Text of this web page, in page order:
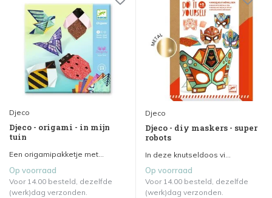
Djeco
Djeco - origami - in mijn
tuin
Een origamipakketje met...
Op voorraad
Voor 14.00 besteld, dezelfde
(werk)dag verzonden.
Djeco
Djeco - diy maskers - super
robots
In deze knutseldoos vi...
Op voorraad
Voor 14.00 besteld, dezelfde
(werk)dag verzonden.